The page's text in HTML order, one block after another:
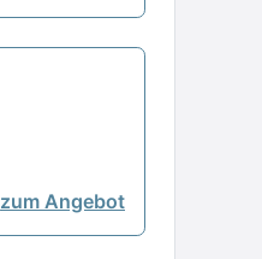
zum Angebot